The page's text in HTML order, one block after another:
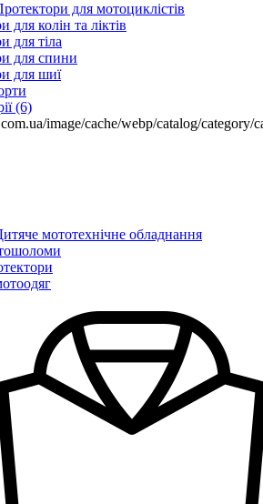
для мотоциклістів
для колін та ліктів
для тіла
для спини
для шиї
(6)
image/cache/webp/catalog/category/
мототехнічне обладнання